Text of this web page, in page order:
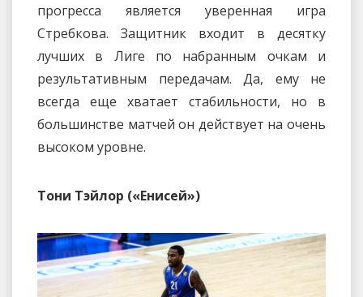
прогресса является уверенная игра
Стребкова. Защитник входит в десятку
лучших в Лиге по набранным очкам и
результативным передачам. Да, ему не
всегда еще хватает стабильности, но в
большинстве матчей он действует на очень
высоком уровне.
Тони Тэйлор («Енисей»)